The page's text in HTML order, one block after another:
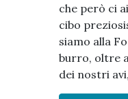
che però ci
cibo
siamo alla
burro, oltre
dei nostri